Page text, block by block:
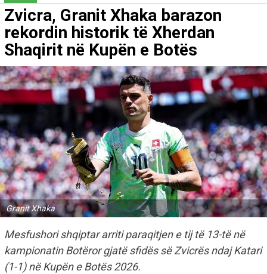
Zvicra, Granit Xhaka barazon
rekordin historik të Xherdan
Shaqirit në Kupën e Botës
Granit Xhaka
Mesfushori shqiptar arriti paraqitjen e tij të 13-të në
kampionatin Botëror gjatë sfidës së Zvicrës ndaj Katari
(1-1) në Kupën e Botës 2026.